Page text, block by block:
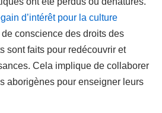
d’intérêt pour la culture
conscience des droits des
sont faits pour redécouvrir et
Cela implique de collaborer
aborigènes pour enseigner leurs